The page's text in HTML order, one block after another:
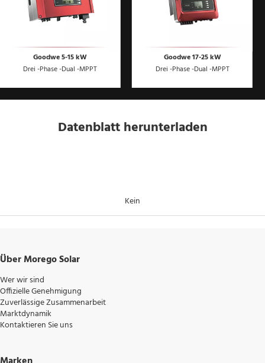
Goodwe 5-15 kW
Drei -Phase -Dual -MPPT
Goodwe 17-25 kW
Drei -Phase -Dual -MPPT
Datenblatt herunterladen
Kein
Über Morego Solar
Wer wir sind
Offizielle Genehmigung
Zuverlässige Zusammenarbeit
Marktdynamik
Kontaktieren Sie uns